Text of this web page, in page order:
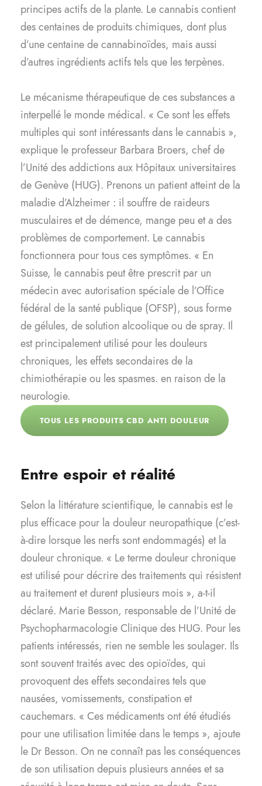
principes actifs de la plante. Le cannabis contient
des centaines de produits chimiques, dont plus
d’une centaine de cannabinoïdes, mais aussi
d’autres ingrédients actifs tels que les terpènes.
Le mécanisme thérapeutique de ces substances a
interpellé le monde médical. « Ce sont les effets
multiples qui sont intéressants dans le cannabis »,
explique le professeur Barbara Broers, chef de
l’Unité des addictions aux Hôpitaux universitaires
de Genève (HUG). Prenons un patient atteint de la
maladie d’Alzheimer : il souffre de raideurs
musculaires et de démence, mange peu et a des
problèmes de comportement. Le cannabis
fonctionnera pour tous ces symptômes. « En
Suisse, le cannabis peut être prescrit par un
médecin avec autorisation spéciale de l’Office
fédéral de la santé publique (OFSP), sous forme
de gélules, de solution alcoolique ou de spray. Il
est principalement utilisé pour les douleurs
chroniques, les effets secondaires de la
chimiothérapie ou les spasmes. en raison de la
neurologie.
TOUS LES PRODUITS CBD ANTI DOULEUR
Entre espoir et réalité
Selon la littérature scientifique, le cannabis est le
plus efficace pour la douleur neuropathique (c’est-
à-dire lorsque les nerfs sont endommagés) et la
douleur chronique. « Le terme douleur chronique
est utilisé pour décrire des traitements qui résistent
au traitement et durent plusieurs mois », a-t-il
déclaré. Marie Besson, responsable de l’Unité de
Psychopharmacologie Clinique des HUG. Pour les
patients intéressés, rien ne semble les soulager. Ils
sont souvent traités avec des opioïdes, qui
provoquent des effets secondaires tels que
nausées, vomissements, constipation et
cauchemars. « Ces médicaments ont été étudiés
pour une utilisation limitée dans le temps », ajoute
le Dr Besson. On ne connaît pas les conséquences
de son utilisation depuis plusieurs années et sa